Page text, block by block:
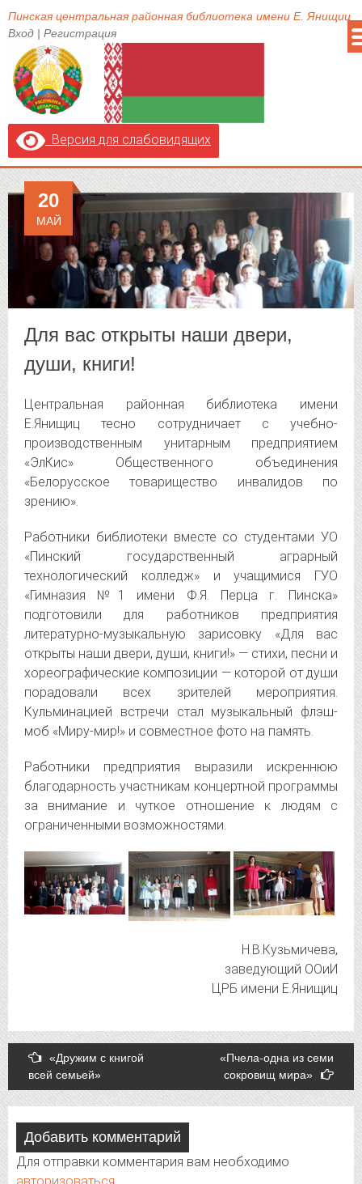
Пинская центральная районная библиотека имени Е. Янищиц
Вход | Регистрация
Версия для слабовидящих
Для вас открыты наши двери,
души, книги!
20
МАЙ
Центральная районная библиотека имени
Е.Янищиц тесно сотрудничает с учебно-
производственным унитарным предприятием
«ЭлКис» Общественного объединения
«Белорусское товарищество инвалидов по
зрению».
Работники библиотеки вместе со студентами УО
«Пинский государственный аграрный
технологический колледж» и учащимися ГУО
«Гимназия №1 имени Ф.Я. Перца г. Пинска»
подготовили для работников предприятия
литературно-музыкальную зарисовку «Для вас
открыты наши двери, души, книги!» — стихи, песни и
хореографические композиции — которой от души
порадовали всех зрителей мероприятия.
Кульминацией встречи стал музыкальный флэш-
моб «Миру-мир!» и совместное фото на память.
Работники предприятия выразили искреннюю
благодарность участникам концертной программы
за внимание и чуткое отношение к людям с
ограниченными возможностями.
Н.В.Кузьмичева,
заведующий ООиИ
ЦРБ имени Е.Янищиц
Post
navigation
«Дружим с книгой
всей семьей»
«Пчела-одна из семи
сокровищ мира»
Добавить комментарий
Для отправки комментария вам необходимо